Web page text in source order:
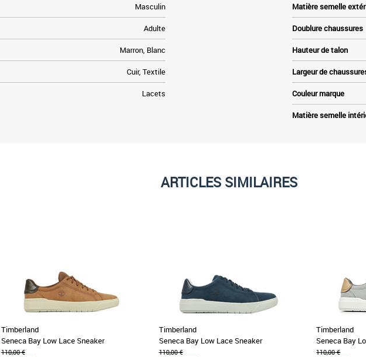
Masculin
Adulte
Marron, Blanc
Cuir, Textile
Lacets
Matière semelle
Doublure chaussures
Hauteur de talon
Largeur de
Couleur marque
Matière semelle
ARTICLES SIMILAIRES
Timberland
Seneca Bay Low Lace Sneaker
110,00 €
Timberland
Seneca Bay Low Lace Sneaker
110,00 €
Timberland
Seneca Bay
110,00 €